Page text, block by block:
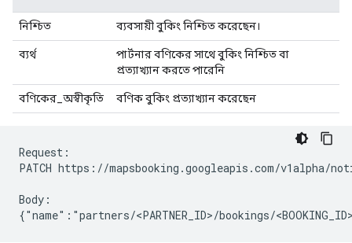
নিশ্চিত ব্যবসায়ী বুকিং নিশ্চিত করেছেন।
ব্যর্থ
পার্টনার বণিকের সাথে বুকিং নিশ্চিত বা
প্রত্যাখ্যান করতে পারেনি
বণিকের_অস্বীকৃতি বণিক বুকিং প্রত্যাখ্যান করেছেন
Request:
PATCH https://mapsbooking.googleapis.com/v1alpha/
Body:
{"name":"partners/<PARTNER_ID>/bookings/